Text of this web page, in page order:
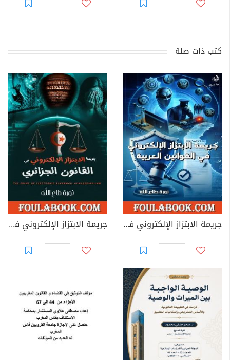
كتب ذات صلة
جريمة الابتزاز الإلكتروني في القوانين العربية جريمة الابتزاز الإلكتروني في القانون الجزائري